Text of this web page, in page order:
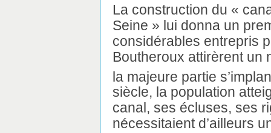
La construction du «
Seine » lui donna un
considérables entrepris
Boutheroux attirèrent un
la majeure partie
siècle, la population
canal, ses écluses, ses
nécessitaient d’ailleurs